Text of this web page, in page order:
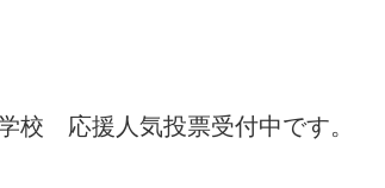
校 応援人気投票受付中です。